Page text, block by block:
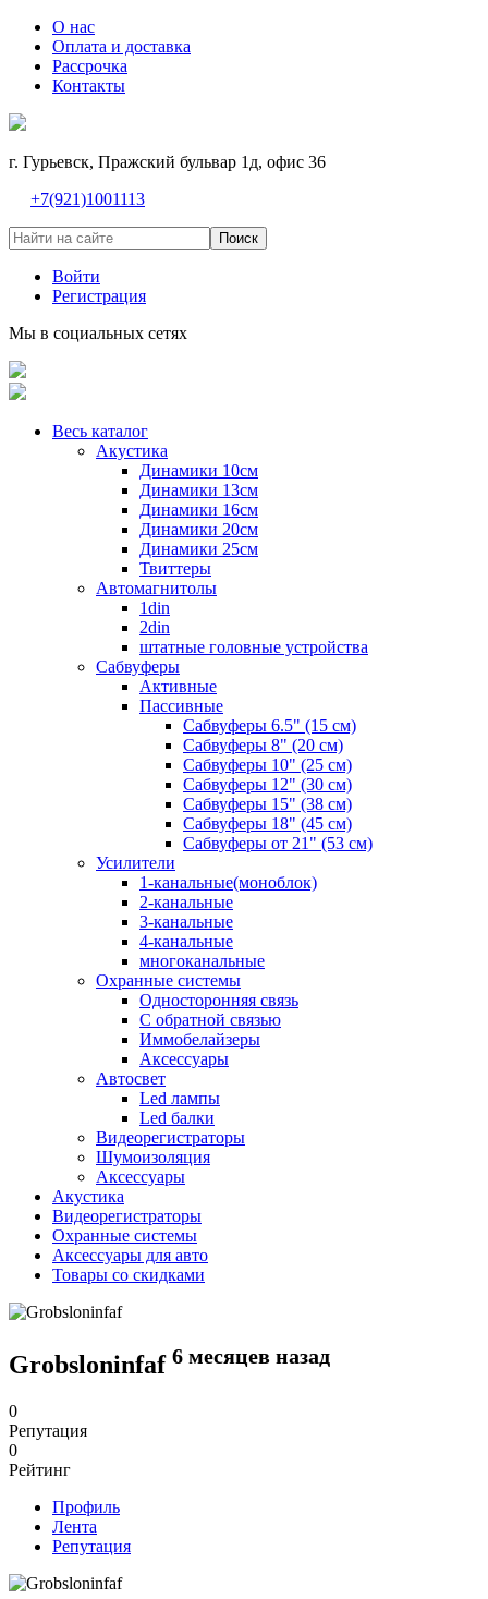
О нас
Оплата и доставка
Рассрочка
Контакты
г. Гурьевск, Пражский бульвар 1д, офис 36
+7(921)1001113
Поиск
Войти
Регистрация
Мы в социальных сетях
Весь каталог
Акустика
Динамики 10см
Динамики 13см
Динамики 16см
Динамики 20см
Динамики 25см
Твиттеры
Автомагнитолы
1din
2din
штатные головные устройства
Сабвуферы
Активные
Пассивные
Сабвуферы 6.5" (15 см)
Сабвуферы 8" (20 см)
Сабвуферы 10" (25 см)
Сабвуферы 12" (30 см)
Сабвуферы 15" (38 см)
Сабвуферы 18" (45 см)
Сабвуферы от 21" (53 см)
Усилители
1-канальные(моноблок)
2-канальные
3-канальные
4-канальные
многоканальные
Охранные системы
Односторонняя связь
С обратной связью
Иммобелайзеры
Аксессуары
Автосвет
Led лампы
Led балки
Видеорегистраторы
Шумоизоляция
Аксессуары
Акустика
Видеорегистраторы
Охранные системы
Аксессуары для авто
Товары со скидками
Grobsloninfaf 6 месяцев назад
0
Репутация
0
Рейтинг
Профиль
Лента
Репутация